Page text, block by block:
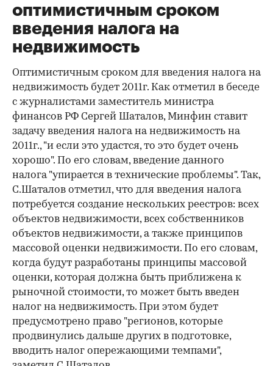
оптимистичным сроком
введения налога на
недвижимость
Оптимистичным сроком для введения налога на
недвижимость будет 2011г. Как отметил в беседе
с журналистами заместитель министра
финансов РФ Сергей Шаталов, Минфин ставит
задачу введения налога на недвижимость на
2011г., "и если это удастся, то это будет очень
хорошо". По его словам, введение данного
налога "упирается в технические проблемы". Так,
С.Шаталов отметил, что для введения налога
потребуется создание нескольких реестров: всех
объектов недвижимости, всех собственников
объектов недвижимости, а также принципов
массовой оценки недвижимости. По его словам,
когда будут разработаны принципы массовой
оценки, которая должна быть приближена к
рыночной стоимости, то может быть введен
налог на недвижимость. При этом будет
предусмотрено право "регионов, которые
продвинулись дальше других в подготовке,
вводить налог опережающими темпами",